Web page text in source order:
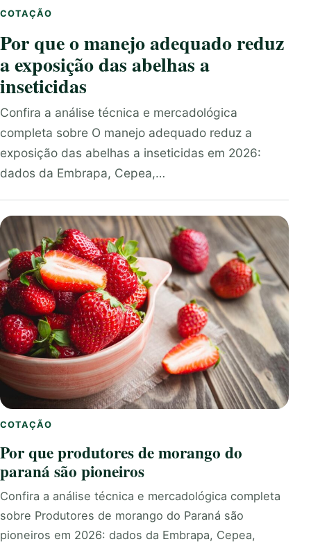
COTAÇÃO
Por que o manejo adequado reduz
a exposição das abelhas a
inseticidas
Confira a análise técnica e mercadológica
completa sobre O manejo adequado reduz a
exposição das abelhas a inseticidas em 2026:
dados da Embrapa, Cepea,…
COTAÇÃO
Por que produtores de morango do
paraná são pioneiros
Confira a análise técnica e mercadológica completa
sobre Produtores de morango do Paraná são
pioneiros em 2026: dados da Embrapa, Cepea,